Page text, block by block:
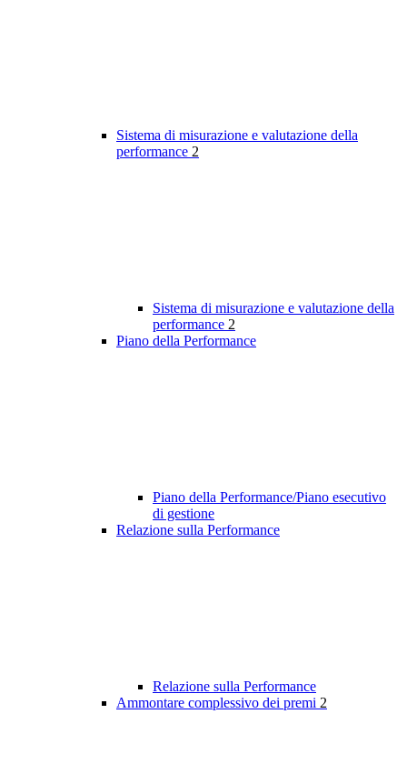
Sistema di misurazione e valutazione della
performance 2
Sistema di misurazione e valutazione della
performance 2
Piano della Performance
Piano della Performance/Piano esecutivo
di gestione
Relazione sulla Performance
Relazione sulla Performance
Ammontare complessivo dei premi 2